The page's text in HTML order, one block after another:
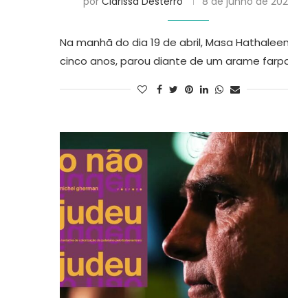
Na manhã do dia 19 de abril, Masa
cinco anos, parou diante de um arame